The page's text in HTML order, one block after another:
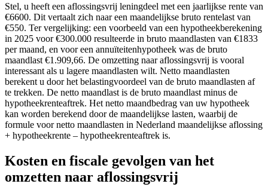
Stel, u heeft een aflossingsvrij leningdeel met een jaarlijkse rente van
€6600. Dit vertaalt zich naar een maandelijkse bruto rentelast van
€550. Ter vergelijking: een voorbeeld van een hypotheekberekening
in 2025 voor €300.000 resulteerde in bruto maandlasten van €1833
per maand, en voor een annuïteitenhypotheek was de bruto
maandlast €1.909,66. De omzetting naar aflossingsvrij is vooral
interessant als u lagere maandlasten wilt. Netto maandlasten
berekent u door het belastingvoordeel van de bruto maandlasten af
te trekken. De netto maandlast is de bruto maandlast minus de
hypotheekrenteaftrek. Het netto maandbedrag van uw hypotheek
kan worden berekend door de maandelijkse lasten, waarbij de
formule voor netto maandlasten in Nederland maandelijkse aflossing
+ hypotheekrente – hypotheekrenteaftrek is.
Kosten en fiscale gevolgen van het
omzetten naar aflossingsvrij